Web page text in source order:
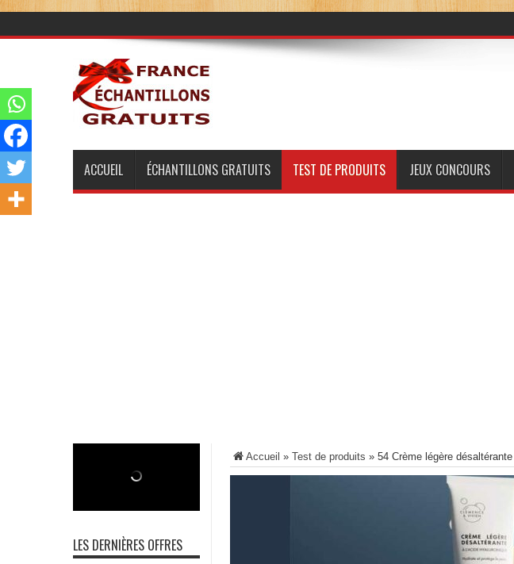
ACCUEIL ÉCHANTILLONS GRATUITS TEST DE PRODUITS JEUX CONCOURS
Accueil » Test de produits » 54 Crème légère
LES DERNIÈRES OFFRES